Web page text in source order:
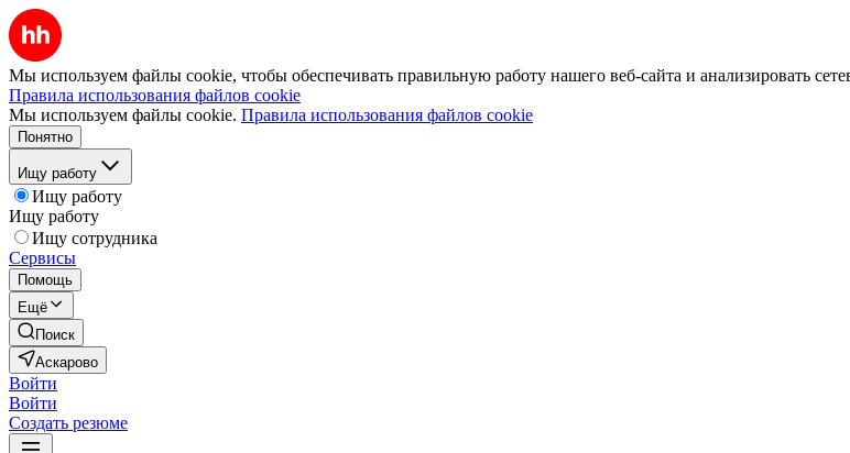
Мы используем файлы cookie, чтобы обеспечивать правильную работу нашего веб-сайта и анализировать
Правила использования файлов cookie
Мы используем файлы cookie. Правила использования файлов cookie
Понятно
Ищу работу
Ищу работу
Ищу работу
Ищу сотрудника
Сервисы
Помощь
Ещё
Поиск
Аскарово
Войти
Войти
Создать резюме